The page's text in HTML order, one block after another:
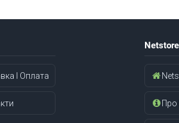
Для професійної роботи з деревом
з перевіреною сумісністю.
дверцят, стільців, декоративних
та поверхонь з підвищеним
І Оплата
Netstore
Про